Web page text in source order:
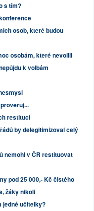
s tím?
osob, které budou
osobám, které nevolili
k volbám
restitucí
by delegitimizoval celý
nemohl v ČR restituovat
pod 25 000,- Kč čistého
žáky nikoli
jedné učitelky?